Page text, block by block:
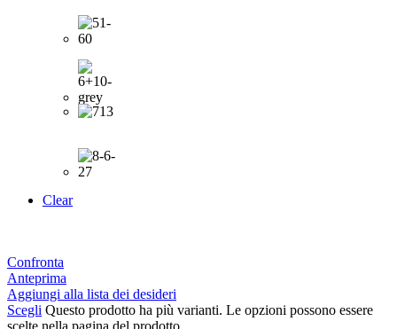
Clear
Confronta
Anteprima
Aggiungi alla lista dei desideri
Scegli Questo prodotto ha più varianti. Le opzioni possono essere
scelte nella pagina del prodotto